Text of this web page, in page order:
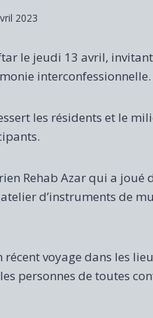
2023
le jeudi 13 avril,
interconfessionnelle.
les résidents et le
Rehab Azar qui a joué
d’instruments de
voyage dans les
personnes de toutes